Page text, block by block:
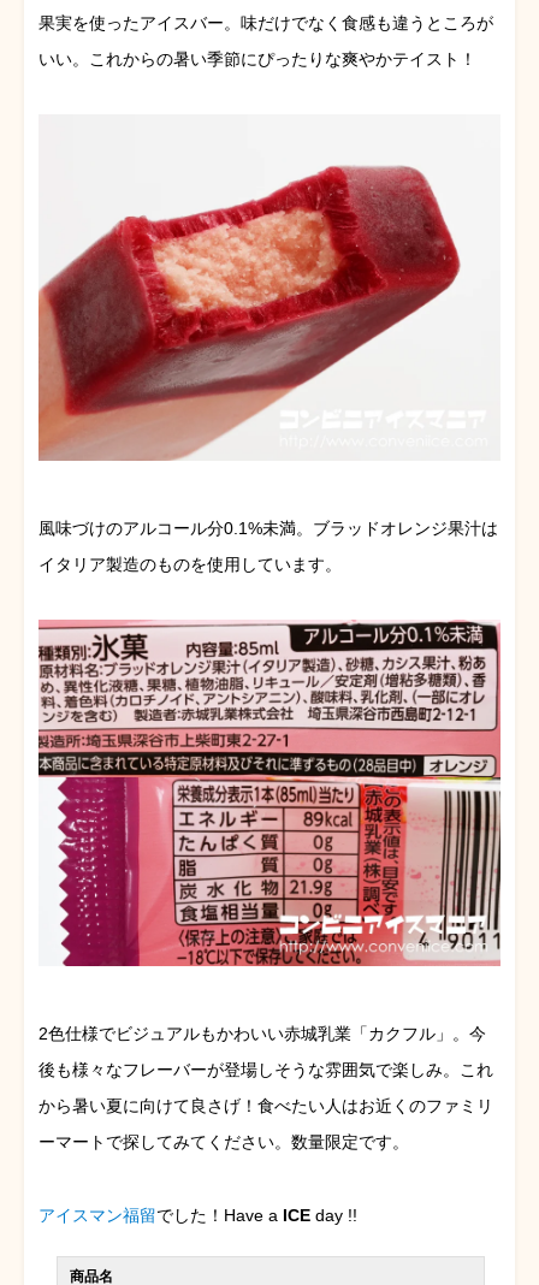
果実を使ったアイスバー。味だけでなく食感も違うところが
いい。これからの暑い季節にぴったりな爽やかテイスト！
風味づけのアルコール分0.1%未満。ブラッドオレンジ果汁は
イタリア製造のものを使用しています。
2色仕様でビジュアルもかわいい赤城乳業「カクフル」。今
後も様々なフレーバーが登場しそうな雰囲気で楽しみ。これ
から暑い夏に向けて良さげ！食べたい人はお近くのファミリ
ーマートで探してみてください。数量限定です。
アイスマン福留でした！Have a ICE day !!
商品名